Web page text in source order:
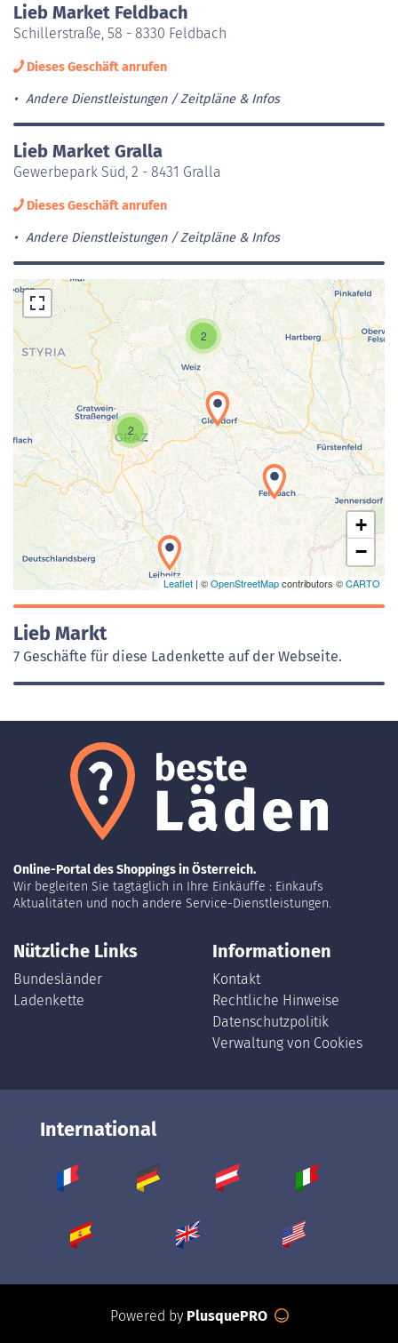
Lieb Market Feldbach
Schillerstraße, 58 - 8330 Feldbach
Dieses Geschäft anrufen
Andere Dienstleistungen Zeitpläne & Infos
Lieb Market Gralla
Gewerbepark Süd, 2 - 8431 Gralla
Dieses Geschäft anrufen
Andere Dienstleistungen Zeitpläne & Infos
Laden der Karte...
2
2
+
−
Leaflet | ©OpenStreetMapcontributors ©CARTO
Lieb Markt
7 Geschäfte für diese Ladenkette auf der Webseite.
Online-Portal des Shoppings in Österreich.
Wir begleiten Sie tagtäglich in Ihre Einkäuffe : Einkaufs
Aktualitäten und noch andere Service-Dienstleistungen.
Nützliche Links
Bundesländer
Ladenkette
Informationen
Kontakt
Rechtliche Hinweise
Datenschutzpolitik
Verwaltung von Cookies
International
Powered by PlusquePRO